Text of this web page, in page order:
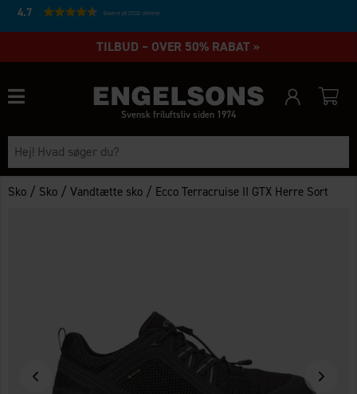
4.7 Baseret på 27232 stemmer
TILBUD – OVER 50% RABAT »
Svensk friluftsliv siden 1974
Sko / Sko /Vandtætte sko / Ecco Terracruise II GTX Herre Sort